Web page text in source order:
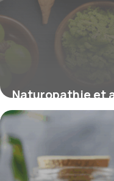
Naturopathie et
comment le
régime pour un
4 juillet 2025